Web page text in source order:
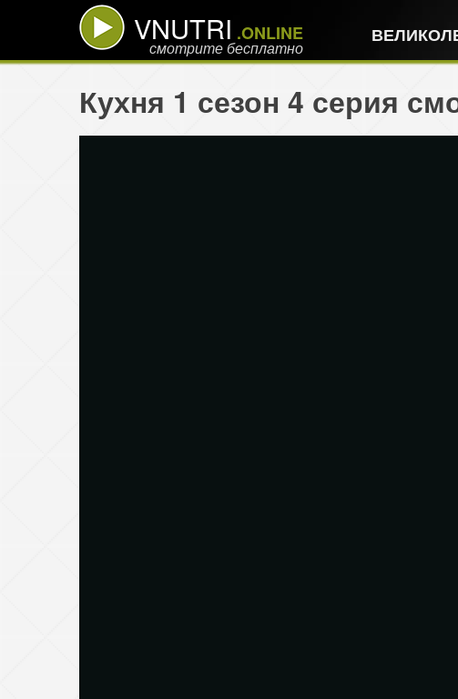
VNUTRI .ONLINE
смотрите бесплатно
Кухня 1 сезон 4 серия